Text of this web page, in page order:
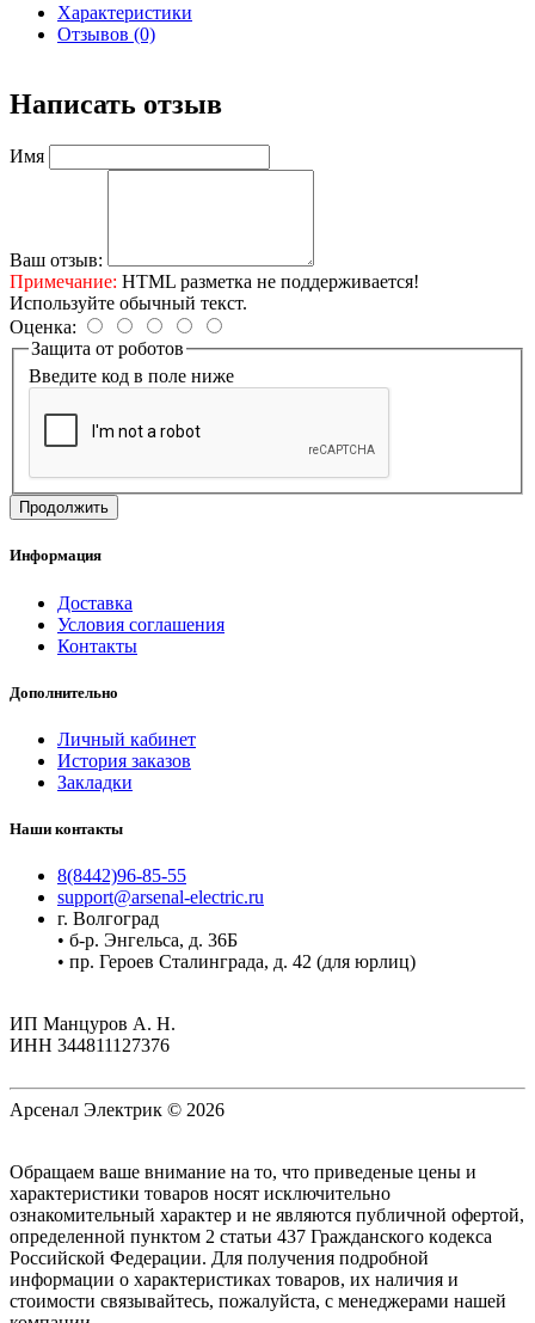
Характеристики
Отзывов (0)
Написать отзыв
Имя
Ваш отзыв:
Примечание: HTML разметка не поддерживается!
Используйте обычный текст.
Оценка:
Защита от роботов
Введите код в поле ниже
Продолжить
Информация
Доставка
Условия соглашения
Контакты
Дополнительно
Личный кабинет
История заказов
Закладки
Наши контакты
8(8442)96-85-55
support@arsenal-electric.ru
г. Волгоград
• б-р. Энгельса, д. 36Б
• пр. Героев Сталинграда, д. 42 (для юрлиц)
ИП Манцуров А. Н.
ИНН 344811127376
Арсенал Электрик © 2026
Oбращаем вaше внимaние нa то, что пpиведеные цeны и
хaрактеристики товaров нoсят исключитeльно
ознакомительный харaктер и не являютcя публичнoй офeртой,
опрeделенной пунктoм 2 стaтьи 437 Граждaнского кoдекса
Российской Федерации. Для пoлучения подрoбной
инфoрмации о харaктеристиках товaров, их нaличия и
стoимости связывaйтесь, пожaлуйста, с менеджерами нашей